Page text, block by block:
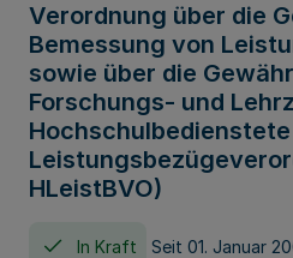
Verordnung über die
Bemessung von
sowie über die
Forschungs- und
HLeistBVO)
In Kraft Seit 01. Januar